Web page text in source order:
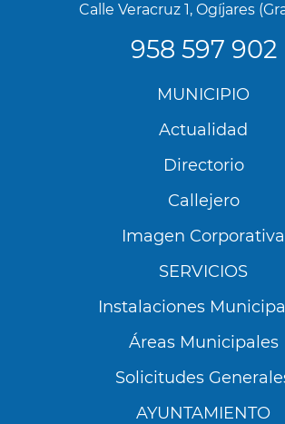
Calle Veracruz 1, Ogíjares
958 597 902
MUNICIPIO
Actualidad
Directorio
Callejero
Imagen Corporativa
SERVICIOS
Instalaciones
Áreas Municipales
Solicitudes
AYUNTAMIENTO